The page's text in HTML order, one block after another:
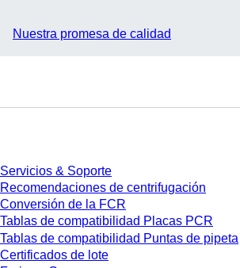
Nuestra promesa de calidad
Servicios & Soporte
Recomendaciones de centrifugación
Conversión de la FCR
Tablas de compatibilidad Placas PCR
Tablas de compatibilidad Puntas de pipeta
Certificados de lote